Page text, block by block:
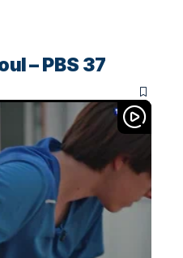
– PBS 37